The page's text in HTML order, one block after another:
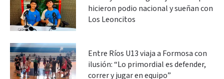
hicieron podio nacional y sueñan con
Los Leoncitos
Entre Ríos U13 viaja a Formosa con
ilusión: “Lo primordial es defender,
correr y jugar en equipo”